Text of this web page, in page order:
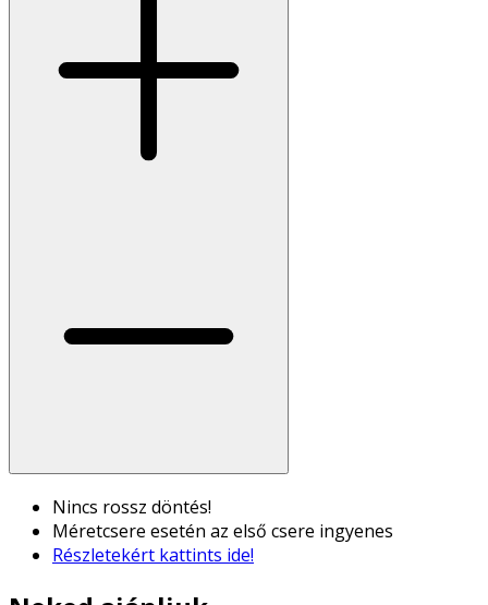
Nincs rossz döntés!
Méretcsere esetén az első csere ingyenes
Részletekért kattints ide!